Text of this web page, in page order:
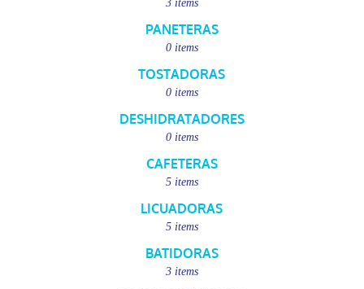
3 items
PANETERAS
0 items
TOSTADORAS
0 items
DESHIDRATADORES
0 items
CAFETERAS
5 items
LICUADORAS
5 items
BATIDORAS
3 items